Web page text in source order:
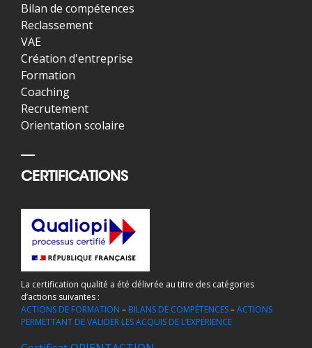
Bilan de compétences
Reclassement
VAE
Création d'entreprise
Formation
Coaching
Recrutement
Orientation scolaire
CERTIFICATIONS
La certification qualité a été délivrée au titre des catégories
d’actions suivantes :
ACTIONS DE FORMATION – BILANS DE COMPÉTENCES–ACTIONS
PERMETTANT DE VALIDER LES ACQUIS DE L’EXPÉRIENCE